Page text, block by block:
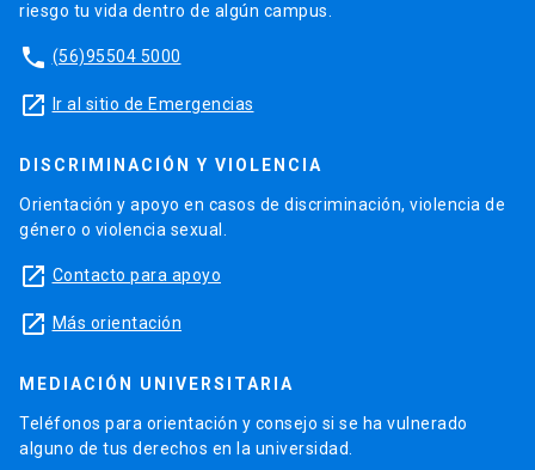
riesgo tu vida dentro de algún campus.
phone (56)95504 5000
launch Ir al sitio de Emergencias
DISCRIMINACIÓN Y VIOLENCIA
Orientación y apoyo en casos de discriminación, violencia de
género o violencia sexual.
launch Contacto para apoyo
launch Más orientación
MEDIACIÓN UNIVERSITARIA
Teléfonos para orientación y consejo si se ha vulnerado
alguno de tus derechos en la universidad.